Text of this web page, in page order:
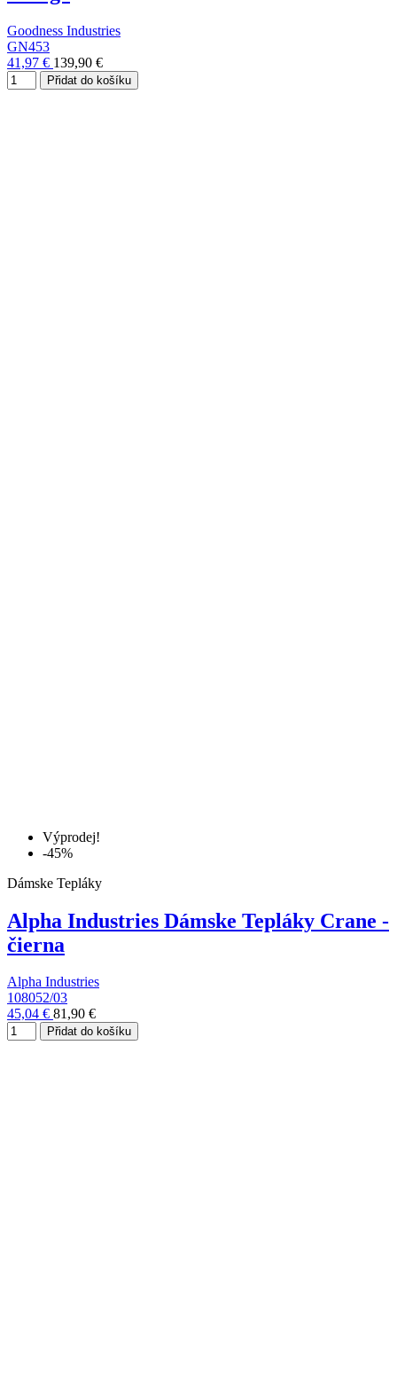
Goodness Industries
GN453
41,97 € 139,90 €
Přidat do košíku
Výprodej!
-45%
Dámske Tepláky
Alpha Industries Dámske Tepláky Crane -
čierna
Alpha Industries
108052/03
45,04 € 81,90 €
Přidat do košíku